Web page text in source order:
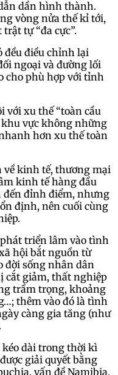
dần hình thành.
vòng nửa thế kỉ tới,
tự “đa cực”.
đều điều chỉnh lại
ngoại và đường lối
cho phù hợp với tỉnh
với xu thế “toàn cầu
vực không những
hơn xu thế toàn
về kinh tế, thương mại
kinh tế hàng đầu
đến đỉnh điểm, nhưng
định, nên cuối cùng
triển lâm vào tình
hội bắt nguồn từ
đời sống nhân dân
cắt giảm, thất nghiệp
trầm trọng, khoảng
thêm vào đó là tình
càng gia tăng (như
kéo dài trong thời kì
giải quyết bằng
vấn đề Namibia,